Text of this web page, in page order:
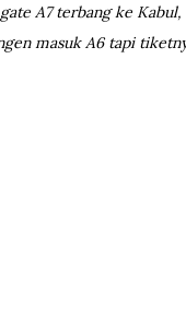
A7 terbang ke
masuk A6 tapi